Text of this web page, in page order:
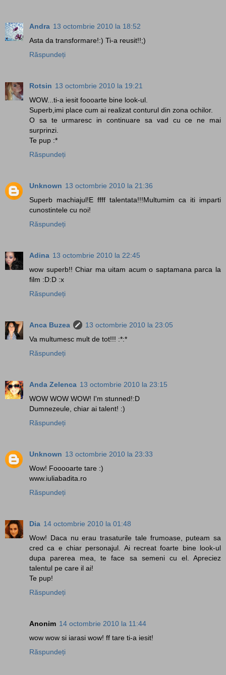
Andra 13 octombrie 2010 la 18:52
Asta da transformare!:) Ti-a reusit!!;)
Răspundeți
Rotsin 13 octombrie 2010 la 19:21
WOW...ti-a iesit foooarte bine look-ul.
Superb,imi place cum ai realizat conturul din zona ochilor.
O sa te urmaresc in continuare sa vad cu ce ne mai
surprinzi.
Te pup :*
Răspundeți
Unknown 13 octombrie 2010 la 21:36
Superb machiajul!E ffff talentata!!!Multumim ca iti imparti
cunostintele cu noi!
Răspundeți
Adina 13 octombrie 2010 la 22:45
wow superb!! Chiar ma uitam acum o saptamana parca la
film :D:D :x
Răspundeți
Anca Buzea
13 octombrie 2010 la 23:05
Va multumesc mult de tot!!! :*:*
Răspundeți
Anda Zelenca 13 octombrie 2010 la 23:15
WOW WOW WOW! I'm stunned!:D
Dumnezeule, chiar ai talent! :)
Răspundeți
Unknown 13 octombrie 2010 la 23:33
Wow! Fooooarte tare :)
www.iuliabadita.ro
Răspundeți
Dia 14 octombrie 2010 la 01:48
Wow! Daca nu erau trasaturile tale frumoase, puteam sa
cred ca e chiar personajul. Ai recreat foarte bine look-ul
dupa parerea mea, te face sa semeni cu el. Apreciez
talentul pe care il ai!
Te pup!
Răspundeți
Anonim 14 octombrie 2010 la 11:44
wow wow si iarasi wow! ff tare ti-a iesit!
Răspundeți